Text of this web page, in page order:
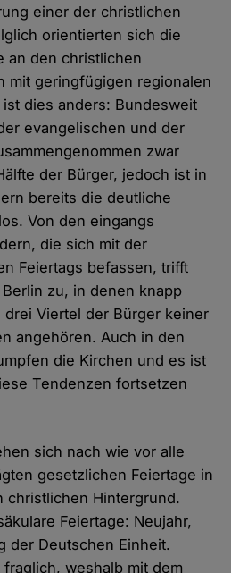
einer der christlichen
orientierten sich die
an den christlichen
mit geringfügigen regionalen
dies anders: Bundesweit
evangelischen und der
zwar
der Bürger, jedoch ist in
bereits die deutliche
Von den eingangs
die sich mit der
Feiertags befassen, trifft
zu, in denen knapp
Viertel der Bürger keiner
angehören. Auch in den
die Kirchen und es ist
Tendenzen fortsetzen
sich nach wie vor alle
gesetzlichen Feiertage in
christlichen Hintergrund.
Feiertage: Neujahr,
der Deutschen Einheit.
weshalb mit dem